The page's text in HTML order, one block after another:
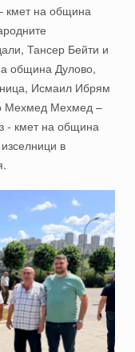
на община
Тансер Бейти и
община Дулово,
Исмаил Ибрям
Мехмед Мехмед –
- кмет на община
в